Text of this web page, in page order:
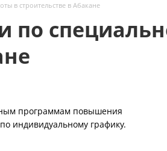
в строительстве в Абакане
программам повышения
индивидуальному графику.